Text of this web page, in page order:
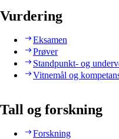
Vurdering
Eksamen
Prøver
Standpunkt- og
Vitnemål og
Tall og forskning
Forskning